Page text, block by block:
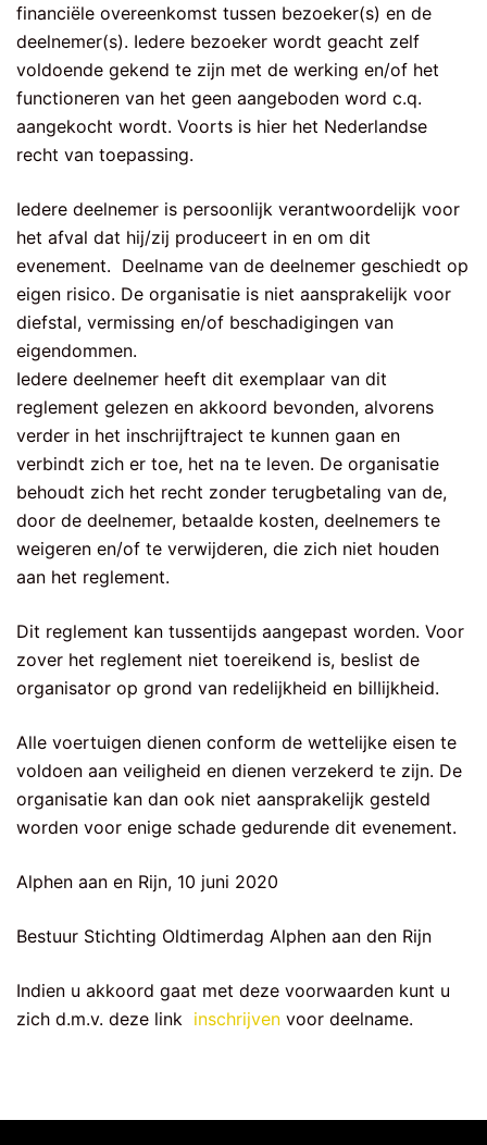
financiële overeenkomst tussen bezoeker(s) en de
deelnemer(s). Iedere bezoeker wordt geacht zelf
voldoende gekend te zijn met de werking en/of het
functioneren van het geen aangeboden word c.q.
aangekocht wordt. Voorts is hier het Nederlandse
recht van toepassing.
Iedere deelnemer is persoonlijk verantwoordelijk voor
het afval dat hij/zij produceert in en om dit
evenement. Deelname van de deelnemer geschiedt op
eigen risico. De organisatie is niet aansprakelijk voor
diefstal, vermissing en/of beschadigingen van
eigendommen.
Iedere deelnemer heeft dit exemplaar van dit
reglement gelezen en akkoord bevonden, alvorens
verder in het inschrijftraject te kunnen gaan en
verbindt zich er toe, het na te leven. De organisatie
behoudt zich het recht zonder terugbetaling van de,
door de deelnemer, betaalde kosten, deelnemers te
weigeren en/of te verwijderen, die zich niet houden
aan het reglement.
Dit reglement kan tussentijds aangepast worden. Voor
zover het reglement niet toereikend is, beslist de
organisator op grond van redelijkheid en billijkheid.
Alle voertuigen dienen conform de wettelijke eisen te
voldoen aan veiligheid en dienen verzekerd te zijn. De
organisatie kan dan ook niet aansprakelijk gesteld
worden voor enige schade gedurende dit evenement.
Alphen aan en Rijn, 10 juni 2020
Bestuur Stichting Oldtimerdag Alphen aan den Rijn
Indien u akkoord gaat met deze voorwaarden kunt u
zich d.m.v. deze link inschrijven voor deelname.